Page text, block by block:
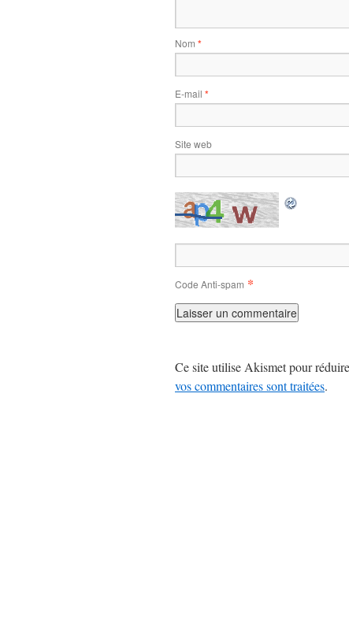
Nom *
E-mail *
Site web
Code Anti-spam *
Ce site utilise Akismet pour
vos commentaires sont traitées.